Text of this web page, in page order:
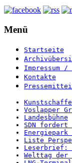
Menü
Startseite
Impressum /
Kontakte
Voslapper
Landesbühne
SDN
Liste
Leserbrief:
Welttag der